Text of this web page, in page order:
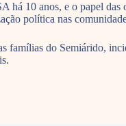
10 anos, e o papel das
política nas
famílias do Semiárido,